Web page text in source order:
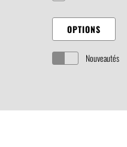
OPTIONS
Nouveautés